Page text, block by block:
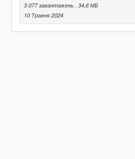
3 077 завантажень
, 34,6 МБ
10 Травня 2024